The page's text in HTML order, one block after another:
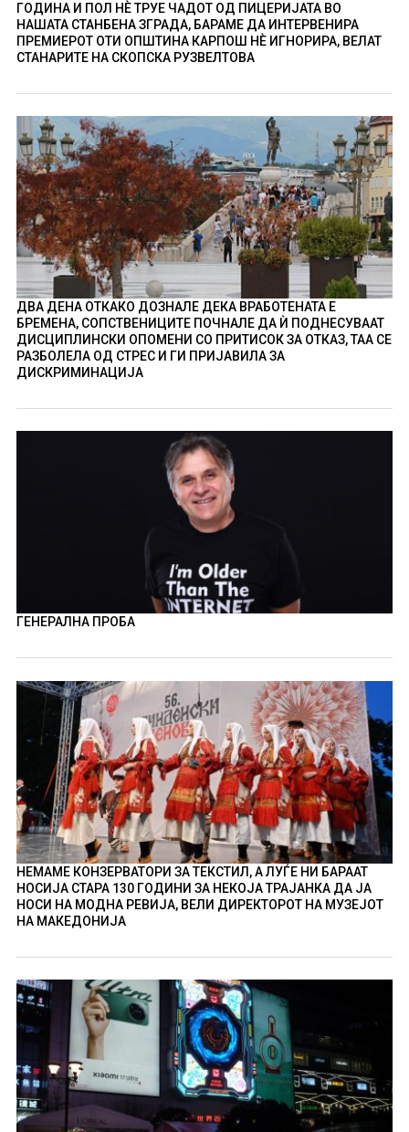
ГОДИНА И ПОЛ НÈ ТРУЕ ЧАДОТ ОД ПИЦЕРИЈАТА ВО
НАШАТА СТАНБЕНА ЗГРАДА, БАРАМЕ ДА ИНТЕРВЕНИРА
ПРЕМИЕРОТ ОТИ ОПШТИНА КАРПОШ НÈ ИГНОРИРА, ВЕЛАТ
СТАНАРИТЕ НА СКОПСКА РУЗВЕЛТОВА
ДВА ДЕНА ОТКАКО ДОЗНАЛЕ ДЕКА ВРАБОТЕНАТА Е
БРЕМЕНА, СОПСТВЕНИЦИТЕ ПОЧНАЛЕ ДА Ѝ ПОДНЕСУВААТ
ДИСЦИПЛИНСКИ ОПОМЕНИ СО ПРИТИСОК ЗА ОТКАЗ, ТАА СЕ
РАЗБОЛЕЛА ОД СТРЕС И ГИ ПРИЈАВИЛА ЗА
ДИСКРИМИНАЦИЈА
ГЕНЕРАЛНА ПРОБА
НЕМАМЕ КОНЗЕРВАТОРИ ЗА ТЕКСТИЛ, А ЛУЃЕ НИ БАРААТ
НОСИЈА СТАРА 130 ГОДИНИ ЗА НЕКОЈА ТРАЈАНКА ДА ЈА
НОСИ НА МОДНА РЕВИЈА, ВЕЛИ ДИРЕКТОРОТ НА МУЗЕЈОТ
НА МАКЕДОНИЈА